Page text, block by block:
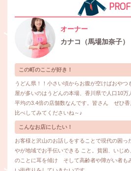
オーナー
カナコ（馬場加奈子）
この町のここが好き！
うどん県！！小さい頃からお腹が空けばおやつ
屋が多いのはうどんの本場、香川県で人口10万
平均の3.4倍の店舗数なんです。皆さん ぜひ
比べしてみてくださいね～♪
こんなお店にしたい！
お客様と沢山のお話しをすることで現代の困っ
やが地域でお手伝いできる こと。貧困、いじ
のことに耳を傾け そして高齢者や障がい者も
い街作りをしていきたいです。